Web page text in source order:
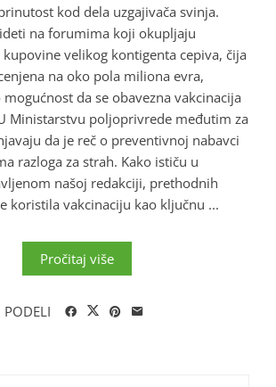
kod dela uzgajivača svinja.
na forumima koji okupljaju
velikog kontigenta cepiva, čija
na oko pola miliona evra,
mogućnost da se obavezna vakcinacija
Ministarstvu poljoprivrede međutim za
da je reč o preventivnoj nabavci
razloga za strah. Kako ističu u
našoj redakciji, prethodnih
koristila vakcinaciju kao ključnu ...
Pročitaj više
PODELI